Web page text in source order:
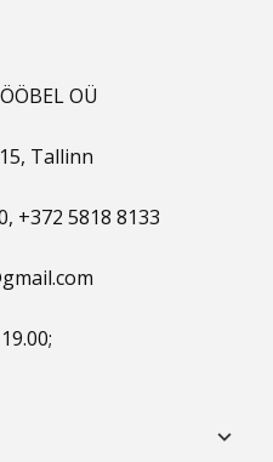
OÜ
Tallinn
+372 5818 8133
keyboard_arrow_down